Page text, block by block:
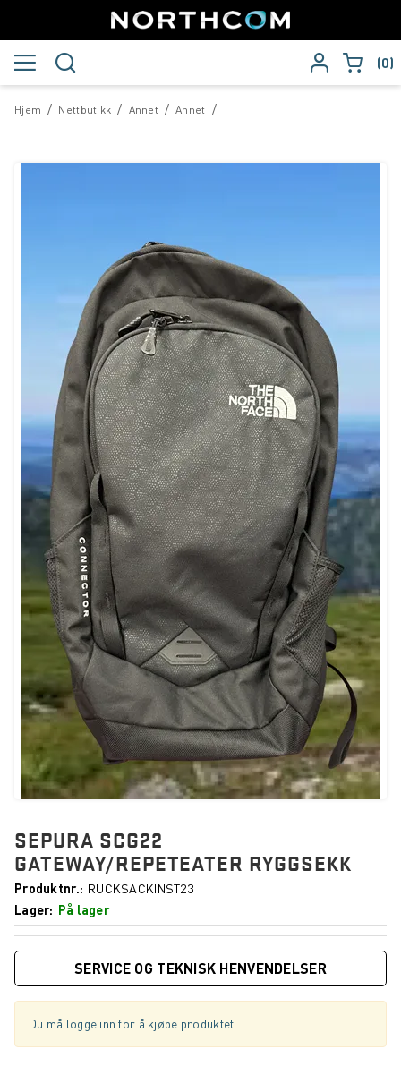
0
/
Hjem /
Nettbutikk /
Annet /
Annet
SEPURA SCG22
GATEWAY/REPETEATER RYGGSEKK
Produktnr.
RUCKSACKINST23
Lager
På lager
SERVICE OG TEKNISK HENVENDELSER
Du må logge inn for å kjøpe produktet.